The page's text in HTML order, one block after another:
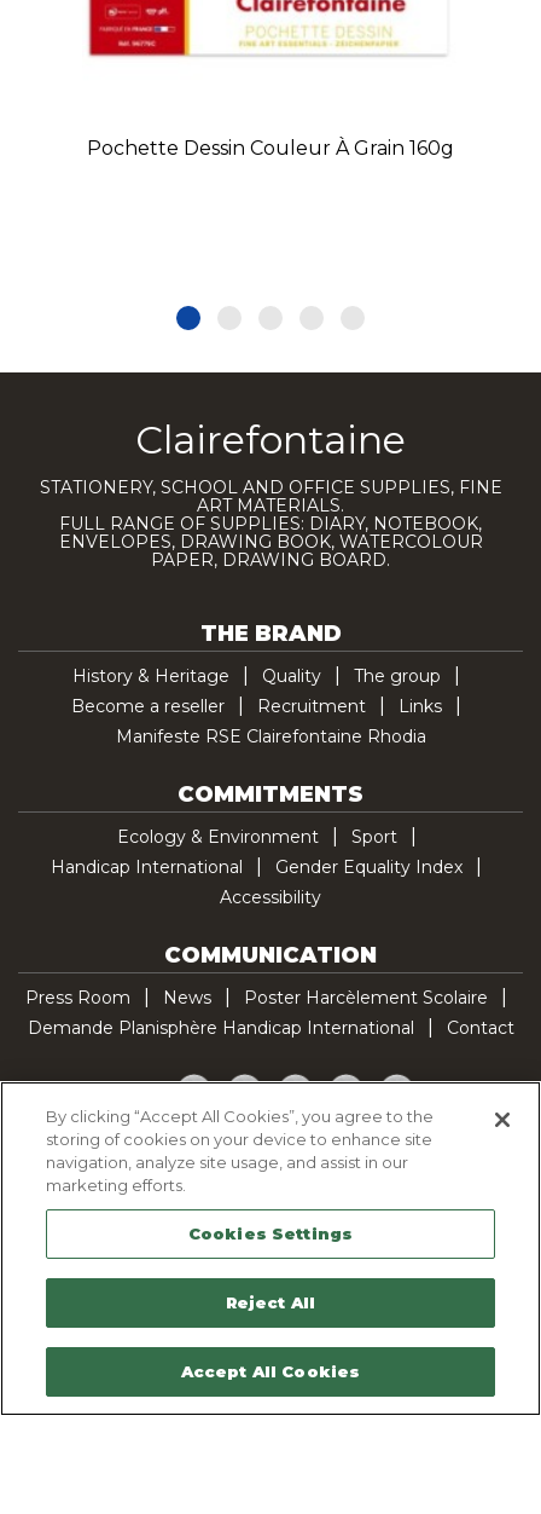
Pochette Dessin Couleur À Grain 160g
Clairefontaine
STATIONERY, SCHOOL AND OFFICE SUPPLIES, FINE
ART MATERIALS.
FULL RANGE OF SUPPLIES: DIARY, NOTEBOOK,
ENVELOPES, DRAWING BOOK, WATERCOLOUR
PAPER, DRAWING BOARD.
THE BRAND
History & Heritage Quality
The group
Become a reseller
Recruitment
Links
Manifeste RSE Clairefontaine Rhodia
COMMITMENTS
Ecology & Environment
Sport
Handicap International
Gender Equality Index
Accessibility
COMMUNICATION
Press Room News
Poster Harcèlement Scolaire
Demande Planisphère Handicap International
Contact
Facebook
TwitterYouTubePinterestTikTok
Cookie Policy
Legal Notice
Sitemap
Contactez-nous
By clicking “Accept All Cookies”, you agree to the
storing of cookies on your device to enhance site
navigation, analyze site usage, and assist in our
marketing efforts.
Cookies Settings
Reject All
Accept All Cookies